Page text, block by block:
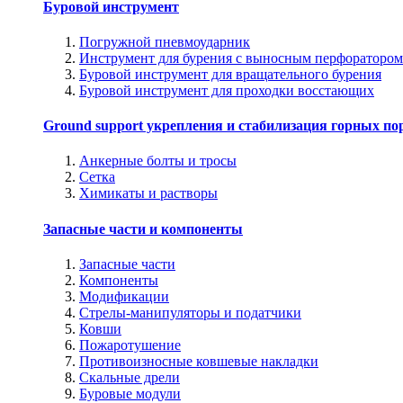
Буровой инструмент
Погружной пневмоударник
Инструмент для бурения с выносным перфоратором
Буровой инструмент для вращательного бурения
Буровой инструмент для проходки восстающих
Ground support укрепления и стабилизация горных
Анкерные болты и тросы
Сетка
Химикаты и растворы
Запасные части и компоненты
Запасные части
Компоненты
Модификации
Стрелы-манипуляторы и податчики
Ковши
Пожаротушение
Противоизносные ковшевые накладки
Скальные дрели
Буровые модули